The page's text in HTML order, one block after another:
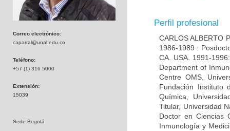
Correo electrónico:
caparral@unal.edu.co
Teléfono:
+57 (1) 316 5000
Extensión:
15039
Sede Bogotá
Perfil profesional
CARLOS ALBERTO
1986-1989 :
CA. USA. 1991-
Department of
Centre OMS,
Fundación Instituto
Química,
Titular, Universidad
Doctor en Ciencias
Inmunología y